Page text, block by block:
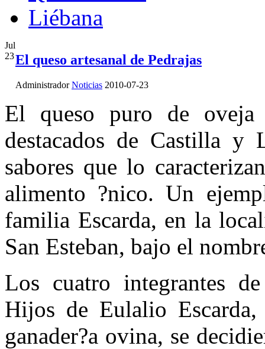
Jul
23El queso artesanal de Pedrajas
Administrador Noticias 2010-07-23
El queso puro de
destacados de Castilla y
sabores que lo
alimento ?nico. Un
familia Escarda, en la
San Esteban, bajo el
Los cuatro integrantes
Hijos de Eulalio Escarda,
ganader?a ovina, se